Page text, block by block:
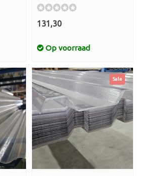
131,30
Op voorraad
Sale